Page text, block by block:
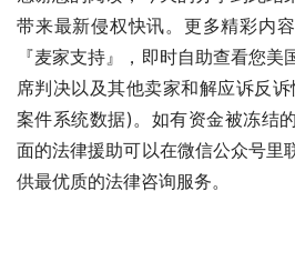
带来最新侵权快讯。更多精彩内
『麦家支持』，即时自助查看您
席判决以及其他卖家和解应诉反
案件系统数据)。如有资金被冻结
面的法律援助可以在微信公众号里
供最优质的法律咨询服务。